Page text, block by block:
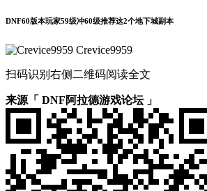
DNF60版本玩家59级冲60级推荐这2个地下城副本
Crevice9959
扫码识别右侧二维码阅读全文
来源「 DNF阿拉德游戏论坛 」